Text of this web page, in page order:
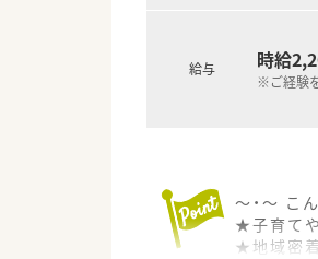
無理に
く、腰を
有給や
給与 時給
※ご経験
～・～ こ
★子育て
★地域密